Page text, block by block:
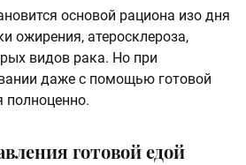
основой рациона изо дня
ожирения, атеросклероза,
видов рака. Но при
даже с помощью готовой
готовой едой